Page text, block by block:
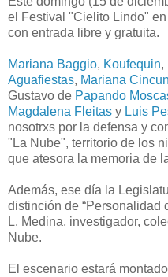
el Festival "Cielito Lindo"
con entrada libre y gratuita.
Mariana Baggio, Koufequin,
Aguafiestas, Mariana
Gustavo de Papando
Magdalena Fleitas y Luis
nosotrxs por la defensa y
"La Nube", territorio de los
que atesora la memoria de
Además, ese día la
distinción de “Personalidad
L. Medina, investigador,
Nube.
El escenario estará